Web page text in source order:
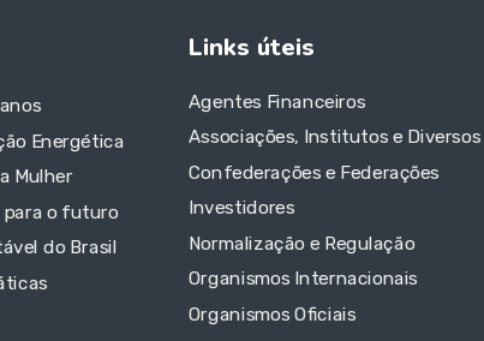
Energética
Mulher
para o futuro
do Brasil
Links úteis
Agentes Financeiros
Associações, Institutos e Diversos
Confederações e Federações
Investidores
Normalização e Regulação
Organismos Internacionais
Organismos Oficiais